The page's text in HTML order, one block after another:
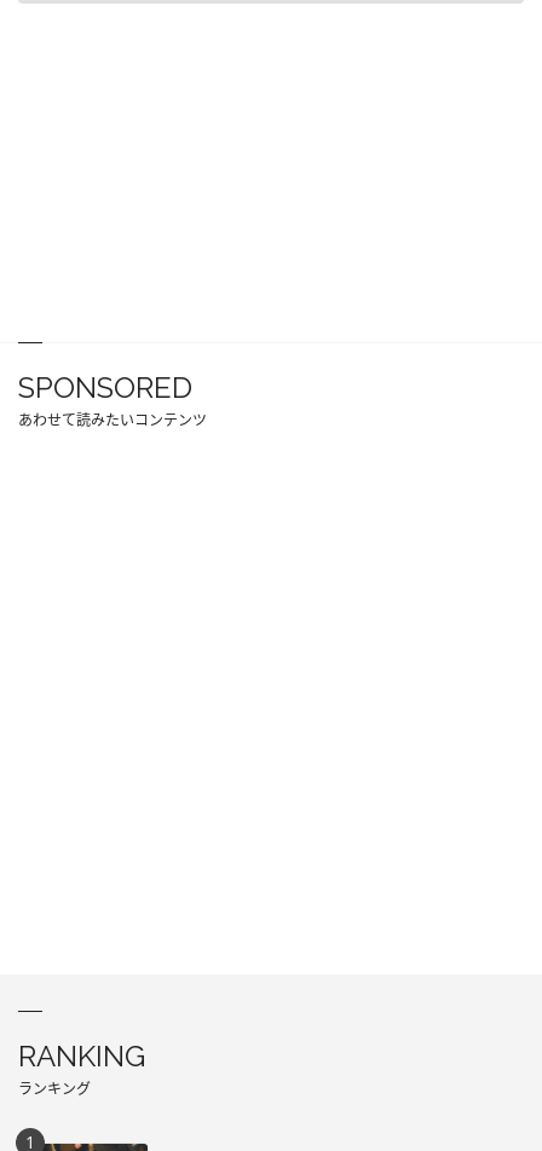
SPONSORED
あわせて読みたいコンテンツ
RANKING
ランキング